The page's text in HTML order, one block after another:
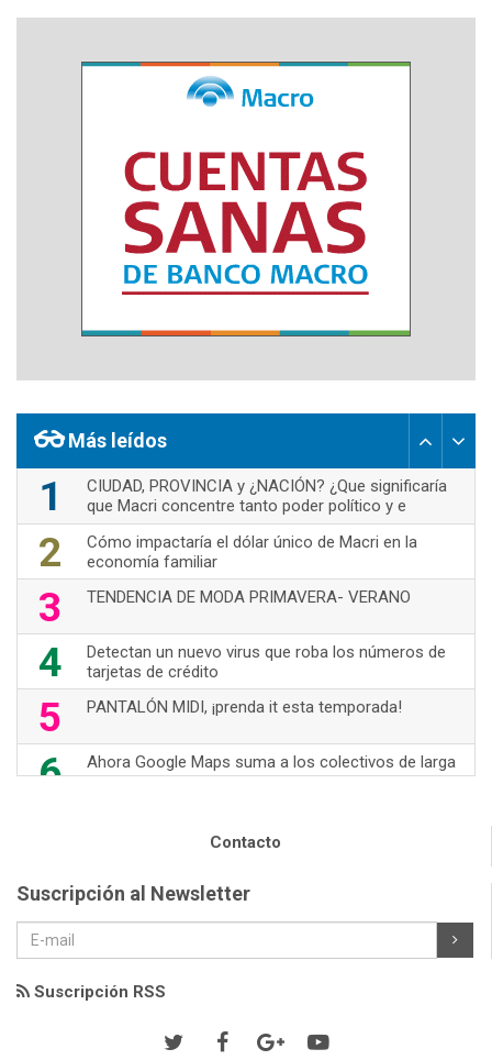
Más leídos
1
CIUDAD, PROVINCIA y ¿NACIÓN? ¿Que significaría
que Macri concentre tanto poder político y e
2
Cómo impactaría el dólar único de Macri en la
economía familiar
3 TENDENCIA DE MODA PRIMAVERA- VERANO
4
Detectan un nuevo virus que roba los números de
tarjetas de crédito
5 PANTALÓN MIDI, ¡prenda it esta temporada!
6
Ahora Google Maps suma a los colectivos de larga
distancia
8
9 TOM FORD- ICONO DE LA MODA
10 JUMPSUIT, prenda "it"
Contacto
Suscripción al Newsletter
Suscripción RSS